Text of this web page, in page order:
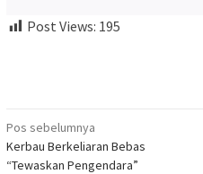
Post Views: 195
Navigasi
pos
Pos sebelumnya
Kerbau Berkeliaran Bebas
“Tewaskan Pengendara”